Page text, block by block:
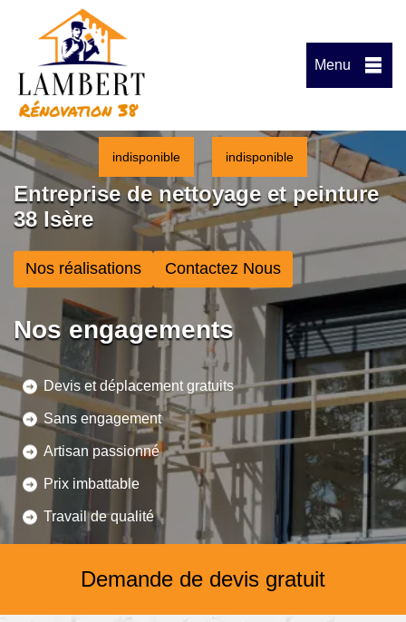
Menu
indisponible indisponible
Entreprise de nettoyage et peinture
38 Isère
Nos réalisations Contactez Nous
Nos engagements
Devis et déplacement gratuits
Sans engagement
Artisan passionné
Prix imbattable
Travail de qualité
Demande de devis gratuit